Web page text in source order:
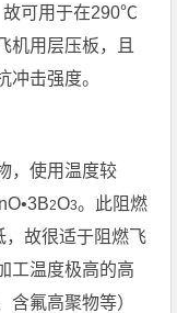
可用于在290℃
机用层压板，且
冲击强度。
，使用温度较
2O3。此阻燃
故很适于阻燃飞
工温度极高的高
含氟高聚物等）